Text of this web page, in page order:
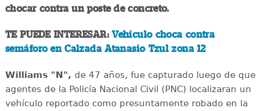
chocar contra un poste de concreto.
TE PUEDE INTERESAR:Vehículo choca contra
semáforo en Calzada Atanasio Tzul zona 12
Williams "N", de 47 años, fue capturado luego de que
agentes de la Policía Nacional Civil (PNC) localizaran un
vehículo reportado como presuntamente robado en la